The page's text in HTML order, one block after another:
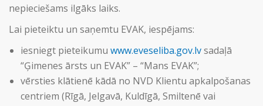
nepieciešams ilgāks laiks.
Lai pieteiktu un saņemtu EVAK, iespējams:
iesniegt pieteikumu www.eveseliba.gov.lvsadaļā
“Ģimenes ārsts un EVAK” – “Mans EVAK”;
vērsties klātienē kādā no NVD Klientu apkalpošanas
centriem (Rīgā, Jelgavā, Kuldīgā, Smiltenē vai